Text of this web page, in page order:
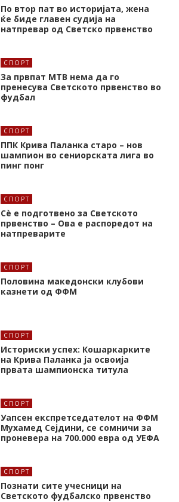
По втор пат во историјата, жена
ќе биде главен судија на
натпревар од Светско првенство
СПОРТ
За првпат МТВ нема да го
пренесува Светското првенство во
фудбал
СПОРТ
ППК Крива Паланка старо – нов
шампион во сениорската лига во
пинг понг
СПОРТ
Сè е подготвено за Светското
првенство – Ова е распоредот на
натпреварите
СПОРТ
Половина македонски клубови
казнети од ФФМ
СПОРТ
Историски успех: Кошаркарките
на Крива Паланка ја освоија
првата шампионска титула
СПОРТ
Уапсен експретседателот на ФФМ
Мухамед Сејдини, се сомничи за
проневера на 700.000 евра од УЕФА
СПОРТ
Познати сите учесници на
Светското фудбалско првенство